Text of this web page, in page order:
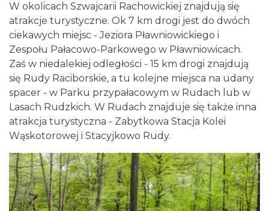
W okolicach Szwajcarii Rachowickiej znajdują się
atrakcje turystyczne. Ok 7 km drogi jest do dwóch
ciekawych miejsc - Jeziora Pławniowickiego i
Zespołu Pałacowo-Parkowego w Pławniowicach.
Zaś w niedalekiej odległości - 15 km drogi znajdują
się Rudy Raciborskie, a tu kolejne miejsca na udany
spacer - w Parku przypałacowym w Rudach lub w
Lasach Rudzkich. W Rudach znajduje się także inna
atrakcja turystyczna - Zabytkowa Stacja Kolei
Wąskotorowej i Stacyjkowo Rudy.